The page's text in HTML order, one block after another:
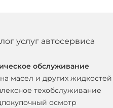
услуг автосервиса
обслуживание
масел и других жидкостей
техобслуживание
осмотр